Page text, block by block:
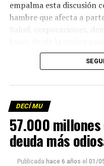
empalma esta discusión
hambre que afecta a
Salud, corporaciones,
(Escuchá el programa
Foto: Martina Perosa
Descargar el programa
La reproducción de este
que mandar un mail a
emitir todos los
DECÍ MU
57.000
deuda más
Publicada hace 6 años el 01/